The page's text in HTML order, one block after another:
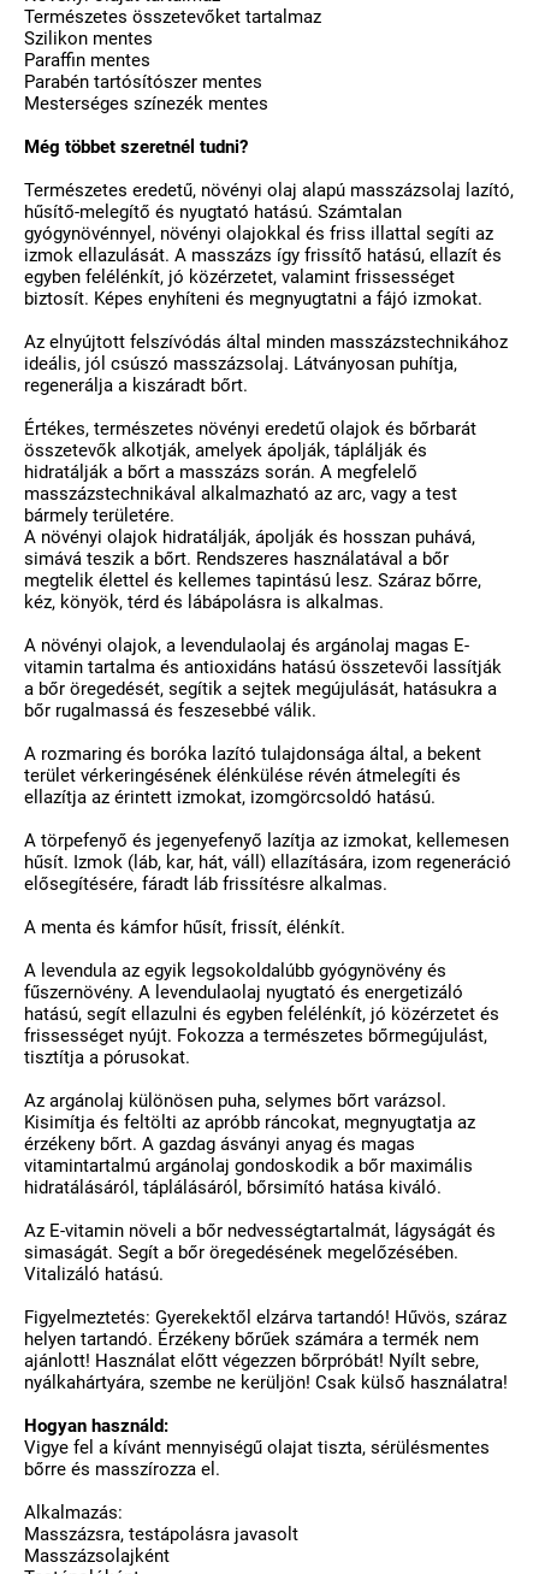
Természetes összetevőket tartalmaz
Szilikon mentes
Paraffin mentes
Parabén tartósítószer mentes
Mesterséges színezék mentes
Még többet szeretnél tudni?
Természetes eredetű, növényi olaj alapú masszázsolaj lazító,
hűsítő-melegítő és nyugtató hatású. Számtalan
gyógynövénnyel, növényi olajokkal és friss illattal segíti az
izmok ellazulását. A masszázs így frissítő hatású, ellazít és
egyben felélénkít, jó közérzetet, valamint frissességet
biztosít. Képes enyhíteni és megnyugtatni a fájó izmokat.
Az elnyújtott felszívódás által minden masszázstechnikához
ideális, jól csúszó masszázsolaj. Látványosan puhítja,
regenerálja a kiszáradt bőrt.
Értékes, természetes növényi eredetű olajok és bőrbarát
összetevők alkotják, amelyek ápolják, táplálják és
hidratálják a bőrt a masszázs során. A megfelelő
masszázstechnikával alkalmazható az arc, vagy a test
bármely területére.
A növényi olajok hidratálják, ápolják és hosszan puhává,
simává teszik a bőrt. Rendszeres használatával a bőr
megtelik élettel és kellemes tapintású lesz. Száraz bőrre,
kéz, könyök, térd és lábápolásra is alkalmas.
A növényi olajok, a levendulaolaj és argánolaj magas E-
vitamin tartalma és antioxidáns hatású összetevői lassítják
a bőr öregedését, segítik a sejtek megújulását, hatásukra a
bőr rugalmassá és feszesebbé válik.
A rozmaring és boróka lazító tulajdonsága által, a bekent
terület vérkeringésének élénkülése révén átmelegíti és
ellazítja az érintett izmokat, izomgörcsoldó hatású.
A törpefenyő és jegenyefenyő lazítja az izmokat, kellemesen
hűsít. Izmok (láb, kar, hát, váll) ellazítására, izom regeneráció
elősegítésére, fáradt láb frissítésre alkalmas.
A menta és kámfor hűsít, frissít, élénkít.
A levendula az egyik legsokoldalúbb gyógynövény és
fűszernövény. A levendulaolaj nyugtató és energetizáló
hatású, segít ellazulni és egyben felélénkít, jó közérzetet és
frissességet nyújt. Fokozza a természetes bőrmegújulást,
tisztítja a pórusokat.
Az argánolaj különösen puha, selymes bőrt varázsol.
Kisimítja és feltölti az apróbb ráncokat, megnyugtatja az
érzékeny bőrt. A gazdag ásványi anyag és magas
vitamintartalmú argánolaj gondoskodik a bőr maximális
hidratálásáról, táplálásáról, bőrsimító hatása kiváló.
Az E-vitamin növeli a bőr nedvességtartalmát, lágyságát és
simaságát. Segít a bőr öregedésének megelőzésében.
Vitalizáló hatású.
Figyelmeztetés: Gyerekektől elzárva tartandó! Hűvös, száraz
helyen tartandó. Érzékeny bőrűek számára a termék nem
ajánlott! Használat előtt végezzen bőrpróbát! Nyílt sebre,
nyálkahártyára, szembe ne kerüljön! Csak külső használatra!
Hogyan használd:
Vigye fel a kívánt mennyiségű olajat tiszta, sérülésmentes
bőrre és masszírozza el.
Alkalmazás:
Masszázsra, testápolásra javasolt
Masszázsolajként